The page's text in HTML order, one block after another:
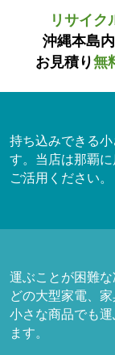
リサイク
沖縄本島
お見積り無
持ち込みできる
す。当店は那覇
ご活用ください。
運ぶことが困難
どの大型家電、
小さな商品でも
ます。